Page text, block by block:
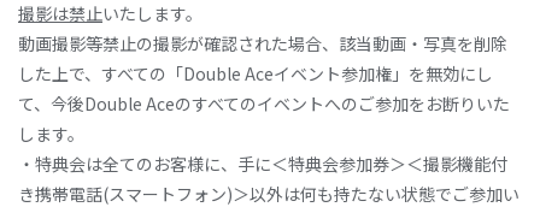
撮影は禁止いたします。
動画撮影等禁止の撮影が確認された場合、該当動画・写真を削除
した上で、すべての「Double Aceイベント参加権」を無効にし
て、今後Double Aceのすべてのイベントへのご参加をお断りいた
します。
・特典会は全てのお客様に、手に＜特典会参加券＞＜撮影機能付
き携帯電話(スマートフォン)＞以外は何も持たない状態でご参加い